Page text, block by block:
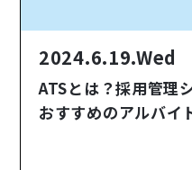
2024.6.19.Wed
ATSとは？採用管理
おすすめのアルバイ